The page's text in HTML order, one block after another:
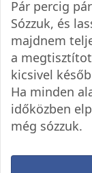
Pár percig
Sózzuk, és
majdnem
a
kicsivel
Ha minden
időközben
még sózzuk.